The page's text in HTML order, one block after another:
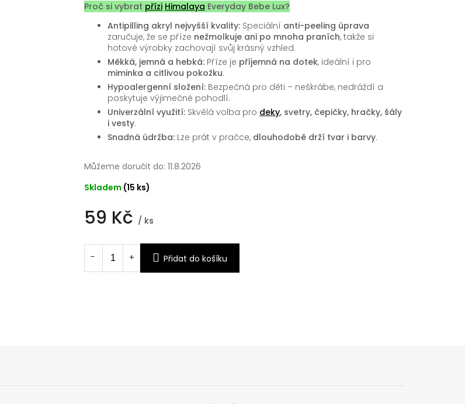
59 Kč / ks
cena:
Skladem (15 ks)
Můžeme doručit do: 11.8.2026
Přidat do košíku
Proč si vybrat přízi Himalaya Everyday Bebe Lux?
Antipilling akryl nejvyšší kvality: Speciální anti-peeling úprava
zaručuje, že se příze nežmolkuje ani po mnoha praních, takže si
hotové výrobky zachovají svůj krásný vzhled.
Měkká, jemná a hebká: Příze je příjemná na dotek, ideální i pro
miminka a citlivou pokožku.
Hypoalergenní složení: Bezpečná pro děti – neškrábe, nedráždí a
poskytuje výjimečné pohodlí.
Univerzální využití: Skvělá volba pro deky, svetry, čepičky, hračky, šály
i vesty.
Snadná údržba: Lze prát v pračce, dlouhodobě drží tvar i barvy.